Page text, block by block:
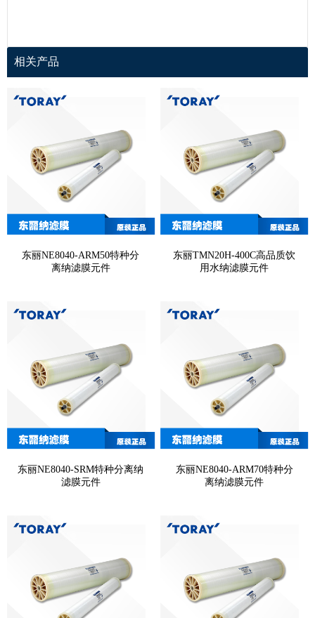
相关产品
东丽NE8040-ARM50特种分
离纳滤膜元件
东丽TMN20H-400C高品质饮
用水纳滤膜元件
东丽NE8040-SRM特种分离纳
滤膜元件
东丽NE8040-ARM70特种分
离纳滤膜元件